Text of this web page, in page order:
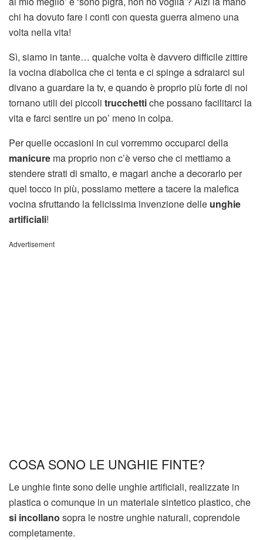
chi ha dovuto fare i conti con questa guerra almeno una
volta nella vita!
Sì, siamo in tante… qualche volta è davvero difficile zittire
la vocina diabolica che ci tenta e ci spinge a sdraiarci sul
divano a guardare la tv, e quando è proprio più forte di noi
tornano utili dei piccoli trucchettiche possano facilitarci la
vita e farci sentire un po’ meno in colpa.
Per quelle occasioni in cui vorremmo occuparci della
manicure ma proprio non c’è verso che ci mettiamo a
stendere strati di smalto, e magari anche a decorarlo per
quel tocco in più, possiamo mettere a tacere la malefica
vocina sfruttando la felicissima invenzione delle unghie
artificiali!
Advertisement
COSA SONO LE UNGHIE FINTE?
Le unghie finte sono delle unghie artificiali, realizzate in
plastica o comunque in un materiale sintetico plastico, che
si incollano sopra le nostre unghie naturali, coprendole
completamente.